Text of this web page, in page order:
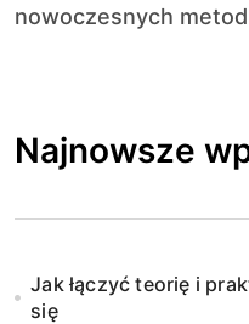
nowoczesnych
Najnowsze
Jak łączyć teorię i
się